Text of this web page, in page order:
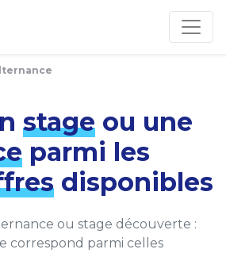
stage ou une
parmi les
disponibles
ou stage découverte :
correspond parmi celles
cookies